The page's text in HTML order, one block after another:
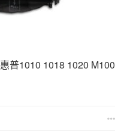
普1010 1018 1020 M100